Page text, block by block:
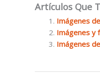
Artículos Que
Imágenes
Imágenes y
Imágenes